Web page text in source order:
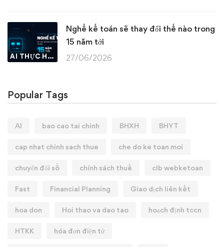
AI THỰC HÀNH
Nghề kế toán sẽ thay đổi thế nào trong
15 năm tới
27/06/2026
Popular Tags
AI bao cao tai chinh BHXH BHYT
cap nhat chinh sach thue che do ke toan moi
chuyển đổi số chính sách thuế clb webketoan
Fast Financial Planning Giao dịch liên kết
hoa don Hoi thao va dao tao hoạch định tccn
HTKK hóa đơn điện tử